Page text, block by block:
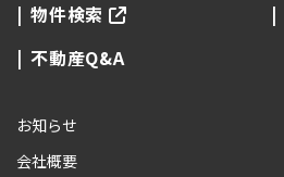
物件検索
不動産Q&A
お知らせ
会社概要